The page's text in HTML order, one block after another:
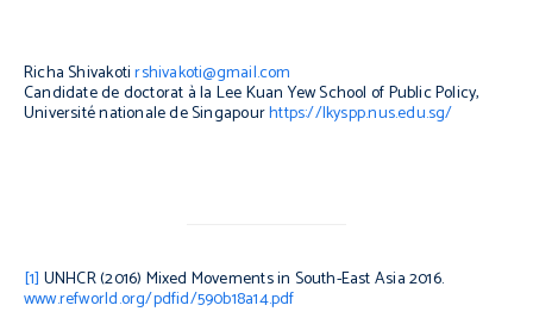
Richa Shivakotirshivakoti@gmail.com
Candidate de doctorat à la Lee Kuan Yew School of Public Policy,
Université nationale de Singapourhttps://lkyspp.nus.edu.sg/
[1] UNHCR (2016) Mixed Movements in South-East Asia 2016.
www.refworld.org/pdfid/590b18a14.pdf